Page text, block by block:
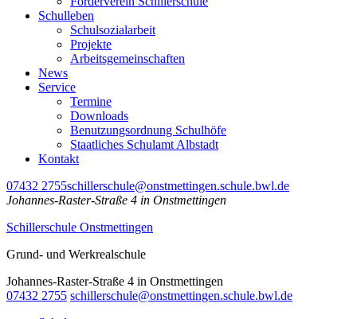
Schulleben
Schulsozialarbeit
Projekte
Arbeitsgemeinschaften
News
Service
Termine
Downloads
Benutzungsordnung Schulhöfe
Staatliches Schulamt Albstadt
Kontakt
07432 2755schillerschule@onstmettingen.schule.bwl.de
Johannes-Raster-Straße 4 in Onstmettingen
Schillerschule Onstmettingen
Grund- und Werkrealschule
Johannes-Raster-Straße 4 in Onstmettingen
07432 2755 schillerschule@onstmettingen.schule.bwl.de